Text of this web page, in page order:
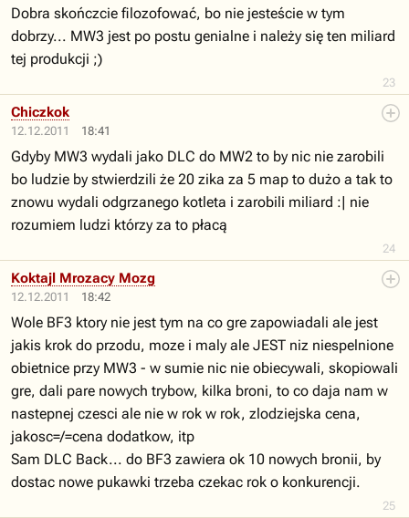
23
Dobra skończcie filozofować, bo nie jesteście w tym
dobrzy... MW3 jest po postu genialne i należy się ten miliard
tej produkcji ;)
12.12.2011 18:41
24
Chiczkok
Gdyby MW3 wydali jako DLC do MW2 to by nic nie zarobili
bo ludzie by stwierdzili że 20 zika za 5 map to dużo a tak to
znowu wydali odgrzanego kotleta i zarobili miliard :| nie
rozumiem ludzi którzy za to płacą
12.12.2011 18:42
25
Koktajl Mrozacy Mozg
Wole BF3 ktory nie jest tym na co gre zapowiadali ale jest
jakis krok do przodu, moze i maly ale JEST niz niespelnione
obietnice przy MW3 - w sumie nic nie obiecywali, skopiowali
gre, dali pare nowych trybow, kilka broni, to co daja nam w
nastepnej czesci ale nie w rok w rok, zlodziejska cena,
jakosc=/=cena dodatkow, itp
Sam DLC Back... do BF3 zawiera ok 10 nowych bronii, by
dostac nowe pukawki trzeba czekac rok o konkurencji.